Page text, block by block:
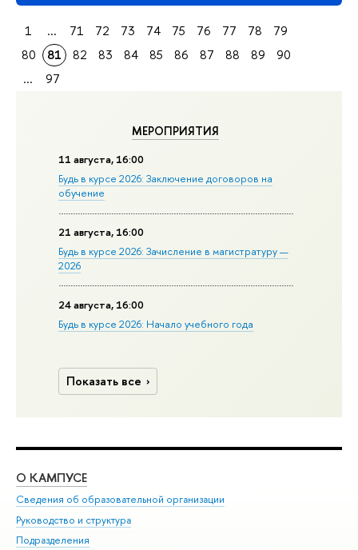
МЕРОПРИЯТИЯ
11 августа, 16:00
Будь в курсе 2026: Заключение договоров на
обучение
21 августа, 16:00
Будь в курсе 2026: Зачисление в магистратуру —
2026
24 августа, 16:00
Будь в курсе 2026: Начало учебного года
Показать все
1 ... 71 72 73 74 75 76 77 78
79
80
81 82 83 84 85 86 87 88 89
90
...
97
О КАМПУСЕ
Сведения об образовательной организации
Руководство и структура
Подразделения